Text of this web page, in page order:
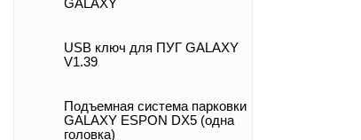
GALAXY
USB ключ для ПУГ GALAXY
V1.39
Подъемная система парковки
GALAXY ESPON DX5 (одна
головка)